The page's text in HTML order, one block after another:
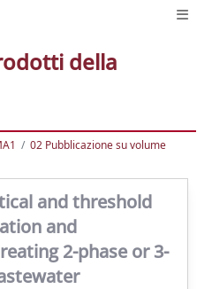
della
02 Pubblicazione su volume
and threshold
and
2-phase or 3-